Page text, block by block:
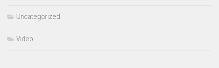
Uncategorized
Video